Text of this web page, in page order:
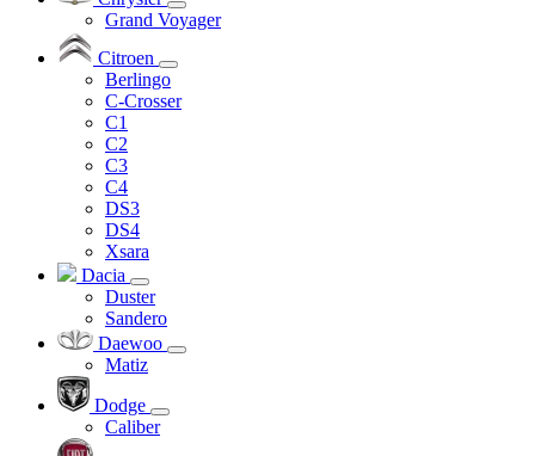
Grand Voyager
Citroen
Berlingo
C-Crosser
C1
C2
C3
C4
DS3
DS4
Xsara
Dacia
Duster
Sandero
Daewoo
Matiz
Dodge
Caliber